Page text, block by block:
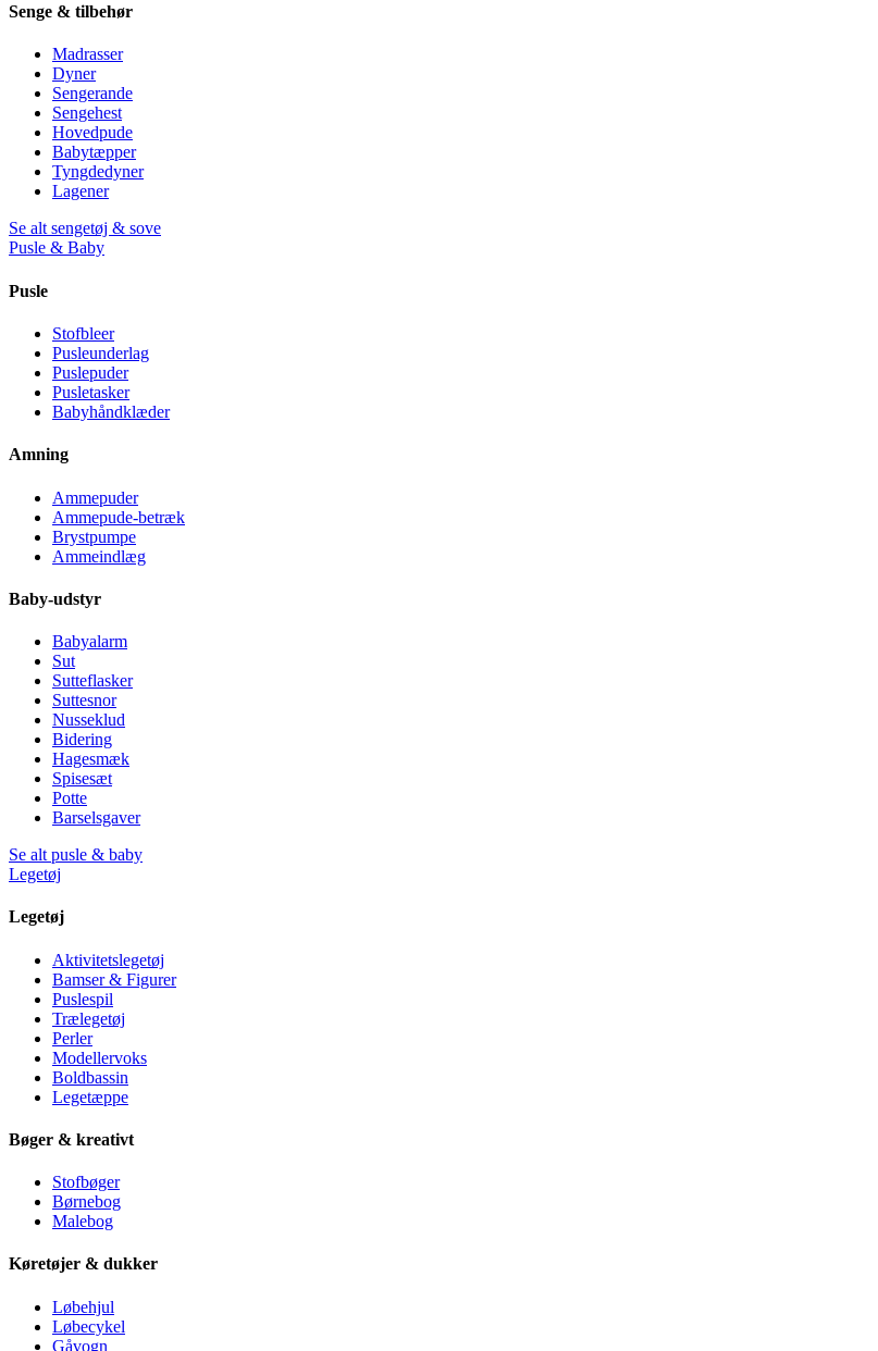
Senge & tilbehør
Madrasser
Dyner
Sengerande
Sengehest
Hovedpude
Babytæpper
Tyngdedyner
Lagener
Se alt sengetøj & sove
Pusle & Baby
Pusle
Stofbleer
Pusleunderlag
Puslepuder
Pusletasker
Babyhåndklæder
Amning
Ammepuder
Ammepude-betræk
Brystpumpe
Ammeindlæg
Baby-udstyr
Babyalarm
Sut
Sutteflasker
Suttesnor
Nusseklud
Bidering
Hagesmæk
Spisesæt
Potte
Barselsgaver
Se alt pusle & baby
Legetøj
Legetøj
Aktivitetslegetøj
Bamser & Figurer
Puslespil
Trælegetøj
Perler
Modellervoks
Boldbassin
Legetæppe
Bøger & kreativt
Stofbøger
Børnebog
Malebog
Køretøjer & dukker
Løbehjul
Løbecykel
Gåvogn